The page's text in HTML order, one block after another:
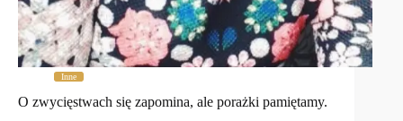
Inne
O zwycięstwach się zapomina, ale porażki pamiętamy.